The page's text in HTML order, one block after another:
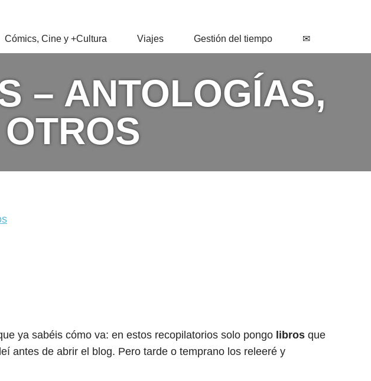
Cómics, Cine y +Cultura Viajes Gestión del tiempo ✉
– ANTOLOGÍAS,
ya sabéis cómo va: en estos recopilatorios solo pongo libros que
antes de abrir el blog. Pero tarde o temprano los releeré y